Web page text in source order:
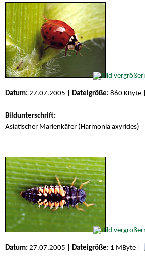
Datum: 27.07.2005 | Dateigröße: 860 KByte |
Bildunterschrift:
Asiatischer Marienkäfer (Harmonia axyrides)
Datum: 27.07.2005 | Dateigröße: 1 MByte |